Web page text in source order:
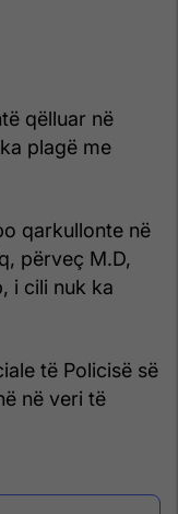
qëlluar në
plagë me
qarkullonte në
përveç M.D,
i cili nuk ka
të Policisë së
në veri të